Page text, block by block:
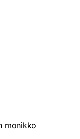
monikko